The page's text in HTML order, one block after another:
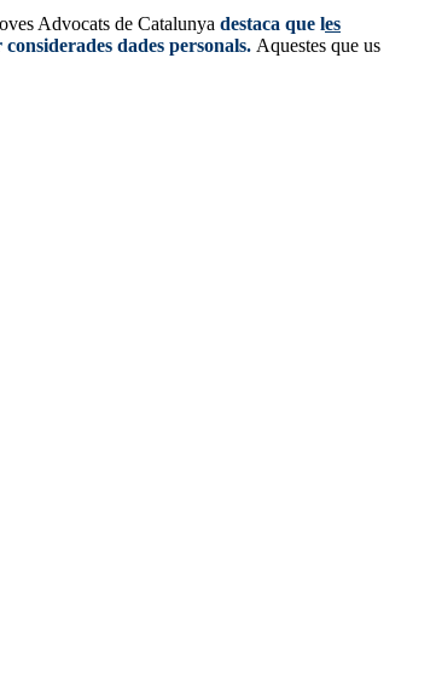
Advocats de Catalunya destaca que les
dades personals. Aquestes que us